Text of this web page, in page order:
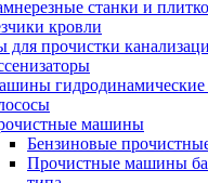
станки и
кровли
прочистки
гидродинамические
машины
Бензиновые
Прочистные машины